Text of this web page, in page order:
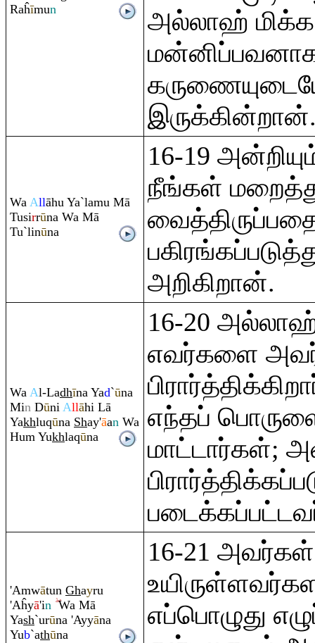
Raĥīmun
அல்லாஹ் மிக்க
Wa Allāhu Ya`lamu Mā
Tusirrūna Wa Mā
Tu`linūna
16-19
நீங்கள்
அறிகிறான்.
Wa Al-Ladhīna Yad`ūna
Min Dūni Allāhi Lā
Yakhluqūna Shay'āan Wa
Hum Yukhlaqūna
16-20
எவர்களை
எந்தப்
மாட்டார்கள்;
'Amwātun Ghayru
'Aĥyā'in Wa Mā
Yash`urūna 'Ayyāna
Yub`athūna
16-21
எப்பொழுது